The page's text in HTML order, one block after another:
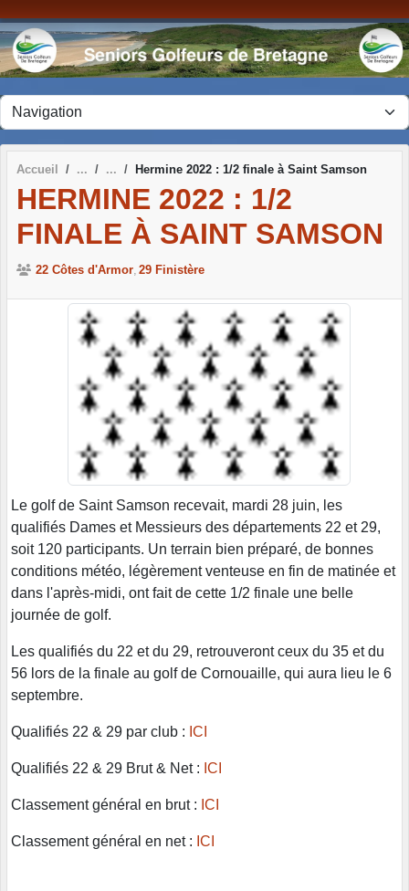
Accueil Hermine 2022 : 1/2 finale à Saint Samson
HERMINE 2022 : 1/2
FINALE À SAINT SAMSON
22 Côtes d'Armor 29 Finistère
Le golf de Saint Samson recevait, mardi 28 juin, les
qualifiés Dames et Messieurs des départements 22 et 29,
soit 120 participants. Un terrain bien préparé, de bonnes
conditions météo, légèrement venteuse en fin de matinée et
dans l'après-midi, ont fait de cette 1/2 finale une belle
journée de golf.
Les qualifiés du 22 et du 29, retrouveront ceux du 35 et du
56 lors de la finale au golf de Cornouaille, qui aura lieu le 6
septembre.
Qualifiés 22 & 29 par club : ICI
Qualifiés 22 & 29 Brut & Net : ICI
Classement général en brut : ICI
Classement général en net : ICI